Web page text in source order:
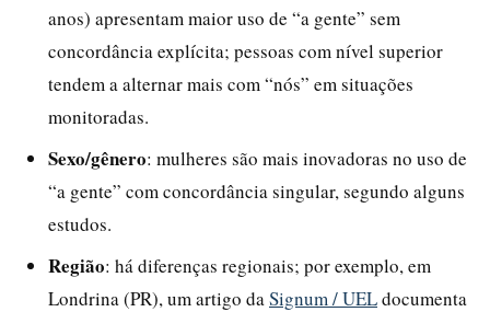
anos) apresentam maior uso de “a gente” sem
concordância explícita; pessoas com nível superior
tendem a alternar mais com “nós” em situações
monitoradas.
Sexo/gênero: mulheres são mais inovadoras no uso de
“a gente” com concordância singular, segundo alguns
estudos.
Região: há diferenças regionais; por exemplo, em
Londrina (PR), um artigo da Signum / UELdocumenta